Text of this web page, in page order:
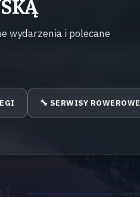
wydarzenia i polecane
🔧 SERWISY ROWEROWE